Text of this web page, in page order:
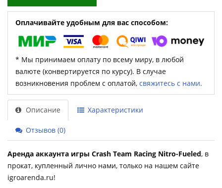
Оплачивайте удобным для вас способом:
* Мы принимаем оплату по всему миру, в любой
валюте (конвертируется по курсу). В случае
возникновения проблем с оплатой, свяжитесь с нами.
Описание Характеристики
Отзывов (0)
Аренда аккаунта игры Crash Team Racing Nitro-Fueled, в
прокат, купленный лично нами, только на нашем сайте
igroarenda.ru!